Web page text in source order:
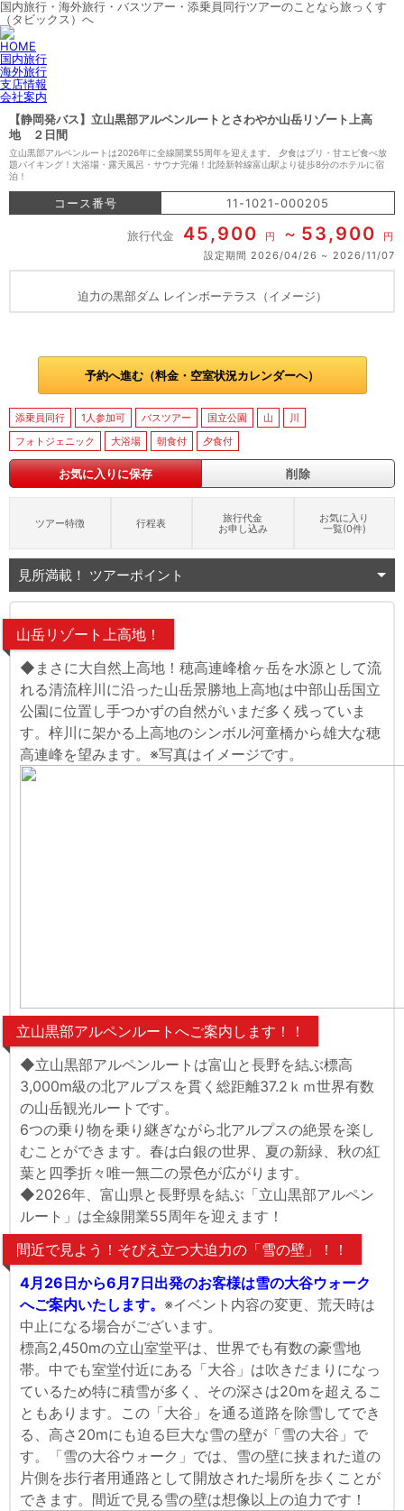
国内旅行・海外旅行・バスツアー・添乗員同行ツアーのことなら旅っくす
（タビックス）へ
HOME
国内旅行
海外旅行
支店情報
会社案内
【静岡発バス】立山黒部アルペンルートとさわやか山岳リゾート上高
地 ２日間
立山黒部アルペンルートは2026年に全線開業55周年を迎えます。 夕食はブリ・甘エビ食べ放
題バイキング！大浴場・露天風呂・サウナ完備！北陸新幹線富山駅より徒歩8分のホテルに宿
泊！
コース番号 11-1021-000205
旅行代金 45,900 円 53,900
円
設定期間 2026/04/26 2026/11/07
迫力の黒部ダム レインボーテラス（イメージ）
予約へ進む（料金・空室状況カレンダーへ）
添乗員同行 1人参加可 バスツアー 国立公園 山
川
フォトジェニック
大浴場 朝食付 夕食付
お気に入りに保存 削除
ツアー特徴 行程表
旅行代金
お申し込み
お気に入り
一覧(0件)
見所満載！ ツアーポイント
山岳リゾート上高地！
◆まさに大自然上高地！穂高連峰槍ヶ岳を水源として流
れる清流梓川に沿った山岳景勝地上高地は中部山岳国立
公園に位置し手つかずの自然がいまだ多く残っていま
す。梓川に架かる上高地のシンボル河童橋から雄大な穂
高連峰を望みます。※写真はイメージです。
立山黒部アルペンルートへご案内します！！
◆立山黒部アルペンルートは富山と長野を結ぶ標高
3,000m級の北アルプスを貫く総距離37.2ｋｍ世界有数
の山岳観光ルートです。
6つの乗り物を乗り継ぎながら北アルプスの絶景を楽し
むことができます。春は白銀の世界、夏の新緑、秋の紅
葉と四季折々唯一無二の景色が広がります。
◆2026年、富山県と長野県を結ぶ「立山黒部アルペン
ルート」は全線開業55周年を迎えます！
間近で見よう！そびえ立つ大迫力の「雪の壁」！！
4月26日から6月7日出発のお客様は雪の大谷ウォーク
へご案内いたします。 ※イベント内容の変更、荒天時は
中止になる場合がございます。
標高2,450mの立山室堂平は、世界でも有数の豪雪地
帯。中でも室堂付近にある「大谷」は吹きだまりになっ
ているため特に積雪が多く、その深さは20mを超えるこ
ともあります。この「大谷」を通る道路を除雪してでき
る、高さ20mにも迫る巨大な雪の壁が「雪の大谷」で
す。「雪の大谷ウォーク」では、雪の壁に挟まれた道の
片側を歩行者用通路として開放された場所を歩くことが
できます。間近で見る雪の壁は想像以上の迫力です！